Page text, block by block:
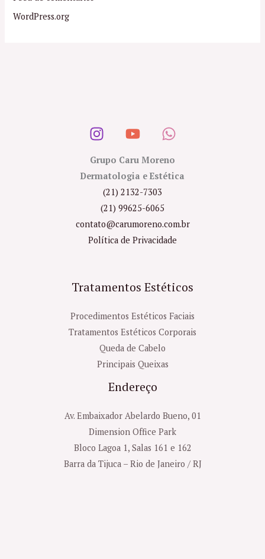
WordPress.org
Grupo Caru Moreno
Dermatologia e Estética
(21) 2132-7303
(21) 99625-6065
contato@carumoreno.com.br
Política de Privacidade
Tratamentos Estéticos
Procedimentos Estéticos Faciais
Tratamentos Estéticos Corporais
Queda de Cabelo
Principais Queixas
Endereço
Av. Embaixador Abelardo Bueno, 01
Dimension Office Park
Bloco Lagoa 1, Salas 161 e 162
Barra da Tijuca – Rio de Janeiro / RJ